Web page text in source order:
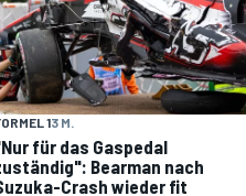
13 M.
für das Gaspedal
Bearman nach
Crash wieder fit